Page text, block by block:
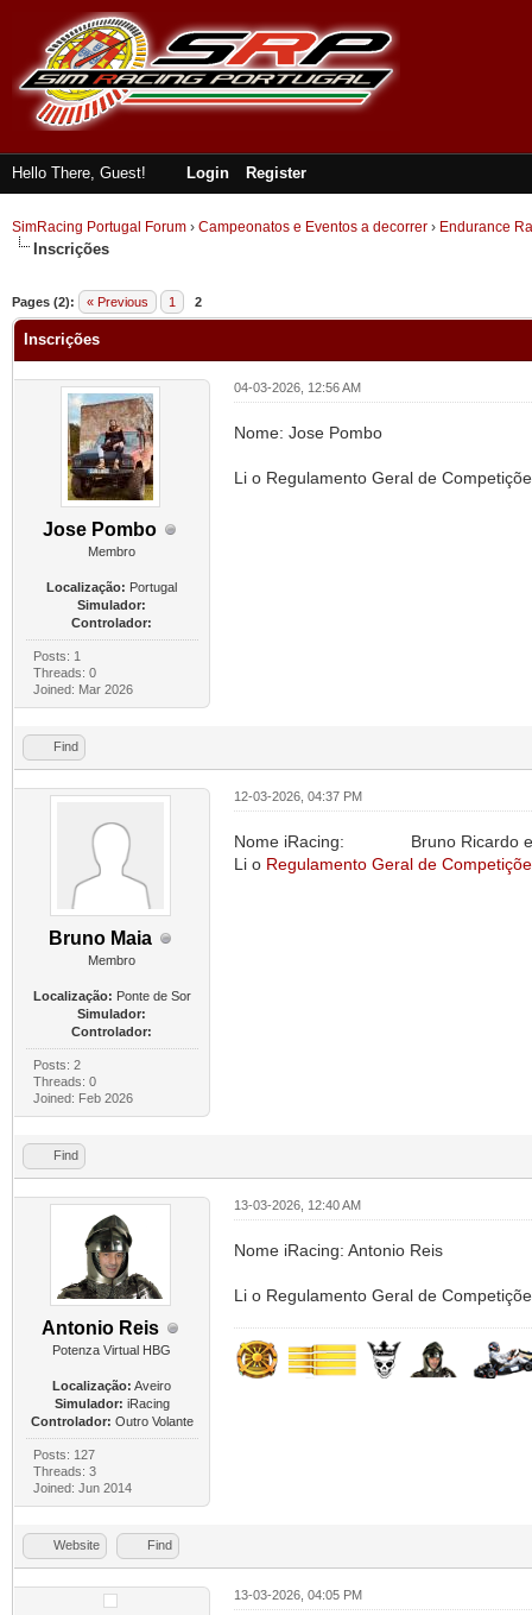
Hello There, Guest! Login Register
SimRacing Portugal Forum › Campeonatos e Eventos a decorrer › Endurance
Inscrições
Pages (2): « Previous 1 2
Inscrições
Jose Pombo
Membro
Localização: Portugal
Simulador:
Controlador:
Posts: 1
Threads: 0
Joined: Mar 2026
04-03-2026, 12:56 AM
Nome: Jose Pombo
Li o Regulamento Geral de
Find
Bruno Maia
Membro
Localização: Ponte de Sor
Simulador:
Controlador:
Posts: 2
Threads: 0
Joined: Feb 2026
12-03-2026, 04:37 PM
Nome iRacing: Bruno Ricardo e
Li o Regulamento Geral de
Find
Antonio Reis
Potenza Virtual HBG
Localização: Aveiro
Simulador: iRacing
Controlador: Outro Volante
Posts: 127
Threads: 3
Joined: Jun 2014
13-03-2026, 12:40 AM
Nome iRacing: Antonio Reis
Li o Regulamento Geral de
Website Find
13-03-2026, 04:05 PM